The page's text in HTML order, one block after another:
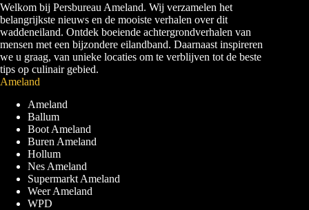
Welkom bij Persbureau Ameland. Wij verzamelen het
belangrijkste nieuws en de mooiste verhalen over dit
waddeneiland. Ontdek boeiende achtergrondverhalen van
mensen met een bijzondere eilandband. Daarnaast inspireren
we u graag, van unieke locaties om te verblijven tot de beste
tips op culinair gebied.
Ameland
Ameland
Ballum
Boot Ameland
Buren Ameland
Hollum
Nes Ameland
Supermarkt Ameland
Weer Ameland
WPD